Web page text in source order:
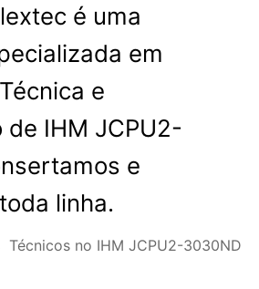
é uma
em
e
de IHM JCPU2-
e
linha.
Técnicos no IHM JCPU2-3030ND